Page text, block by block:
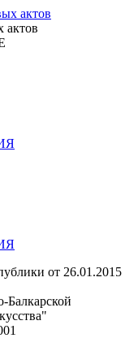
актов
от 26.01.2015
Балкарской